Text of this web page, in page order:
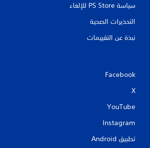
سياسة PS Store للإلغاء
التحذيرات الصحية
نبذة عن التقييمات
Facebook
X
YouTube
Instagram
تطبيق Android‏